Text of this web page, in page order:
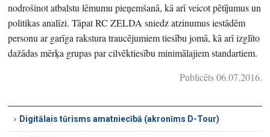
nodrošinot atbalstu lēmumu pieņemšanā, kā arī veicot pētījumus un
politikas analīzi. Tāpat RC ZELDA sniedz atzinumus iestādēm
personu ar garīga rakstura traucējumiem tiesību jomā, kā arī izglīto
dažādas mērķa grupas par cilvēktiesību minimālajiem standartiem.
Publicēts 06.07.2016.
Digitālais tūrisms amatniecībā (akronīms D-Tour)